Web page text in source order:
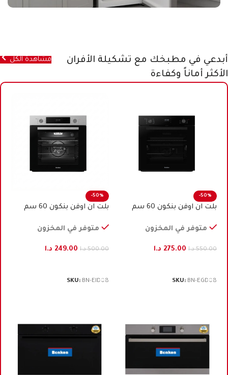
أبدعي في مطبخك مع تشكيلة الأفران
الأكثر أماناً وكفاءة
مشاهدة الكل
-50%
بلت ان اوفن بنكون 60 سم
متوفر في المخزون
550.00 د.ا 275.00 د.ا
SKU: BN-EGD08
-50%
بلت ان اوفن بنكون 60 سم
متوفر في المخزون
500.00 د.ا 249.00 د.ا
SKU: BN-EID08